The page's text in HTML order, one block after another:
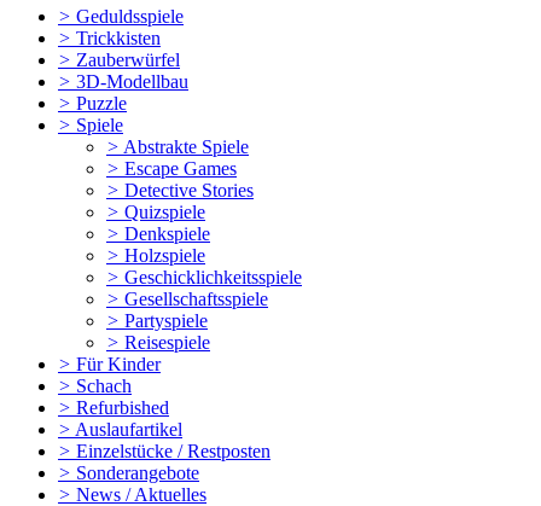
> Geduldsspiele
> Trickkisten
> Zauberwürfel
> 3D-Modellbau
> Puzzle
> Spiele
> Abstrakte Spiele
> Escape Games
> Detective Stories
> Quizspiele
> Denkspiele
> Holzspiele
> Geschicklichkeitsspiele
> Gesellschaftsspiele
> Partyspiele
> Reisespiele
> Für Kinder
> Schach
> Refurbished
> Auslaufartikel
> Einzelstücke / Restposten
> Sonderangebote
> News / Aktuelles